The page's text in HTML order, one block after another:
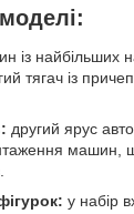
із найбільших
тягач із
другий ярус
машин,
у набір